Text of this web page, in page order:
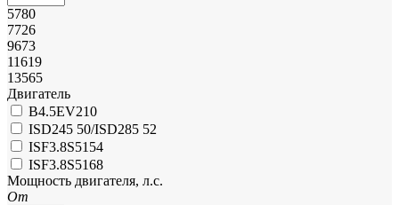
5780
7726
9673
11619
13565
Двигатель
B4.5EV210
ISD245 50/ISD285 52
ISF3.8S5154
ISF3.8S5168
Мощность двигателя, л.с.
От